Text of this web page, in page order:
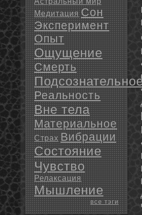
Медитация Сон
Эксперимент
Опыт
Ощущение
Смерть
Реальность
Вне тела
Материальное
Страх Вибрации
Состояние
Чувство
Релаксация
Мышление
все тэги